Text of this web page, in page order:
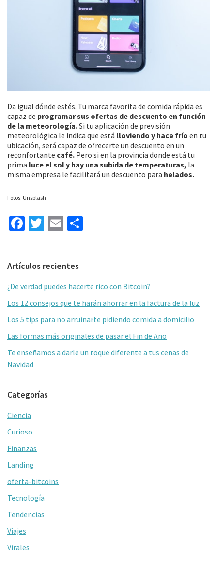
Da igual dónde estés. Tu marca favorita de comida rápida es
capaz de programar sus ofertas de descuento en función
de la meteorología.Si tu aplicación de previsión
meteorológica le indica que está lloviendo y hace frío en tu
ubicación, será capaz de ofrecerte un descuento en un
reconfortante café. Pero si en la provincia donde está tu
prima luce el sol y hay una subida de temperaturas, la
misma empresa le facilitará un descuento para helados.
Fotos: Unsplash
Fa
o
o
k
T
er
E
l
ar
tir
Barra
lateral
primaria
Artículos recientes
¿De verdad puedes hacerte rico con Bitcoin?
Los 12 consejos que te harán ahorrar en la factura de la luz
Los 5 tips para no arruinarte pidiendo comida a domicilio
Las formas más originales de pasar el Fin de Año
Te enseñamos a darle un toque diferente a tus cenas de
Navidad
Categorías
Ciencia
Curioso
Finanzas
Landing
oferta-bitcoins
Tecnología
Tendencias
Viajes
Virales